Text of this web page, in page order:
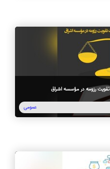
رزومه در مؤسسه اشراق
عمومی